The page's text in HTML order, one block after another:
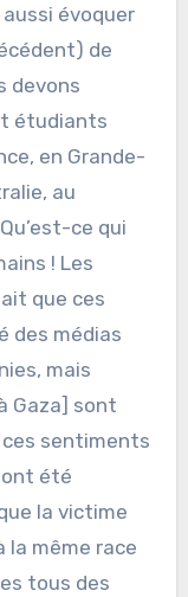
évoquer
de
devons
étudiants
en Grande-
au
ce qui
! Les
que ces
des médias
mais
Gaza] sont
ces sentiments
été
la victime
la même race
tous des